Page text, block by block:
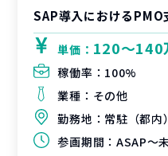
SAP導入におけるPMO
単価： 120〜140
稼働率： 100%
業種： その他
勤務地： 常駐（都内）
参画期間： ASAP～